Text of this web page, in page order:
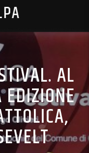
AL